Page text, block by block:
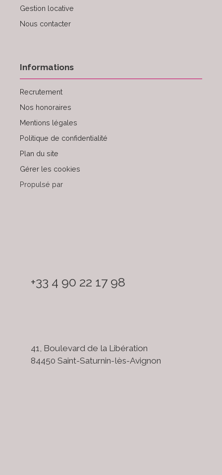
Gestion locative
Nous contacter
Informations
Recrutement
Nos honoraires
Mentions légales
Politique de confidentialité
Plan du site
Gérer les cookies
Propulsé par
+33 4 90 22 17 98
41, Boulevard de la Libération
84450 Saint-Saturnin-lès-Avignon